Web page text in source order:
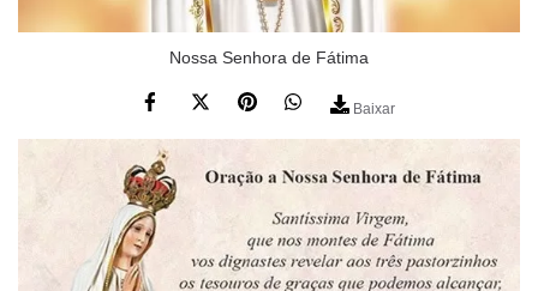
Nossa Senhora de Fátima
Baixar